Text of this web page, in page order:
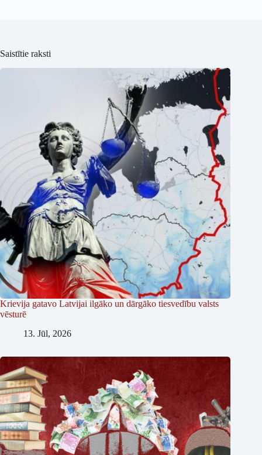
Saistītie raksti
Krievija gatavo Latvijai ilgāko un dārgāko tiesvedību valsts
vēsturē
13. Jūl, 2026